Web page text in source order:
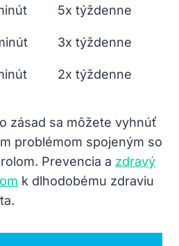
5x týždenne
3x týždenne
2x týždenne
zásad sa môžete vyhnúť
problémom spojeným so
Prevencia a zdravý
k dlhodobému zdraviu